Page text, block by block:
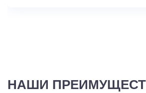
НАШИ